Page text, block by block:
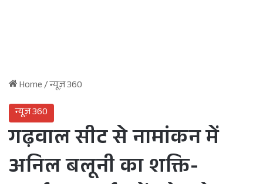
Home/न्यूज़ 360
न्यूज़ 360
गढ़वाल सीट से नामांकन में
अनिल बलूनी का शक्ति-